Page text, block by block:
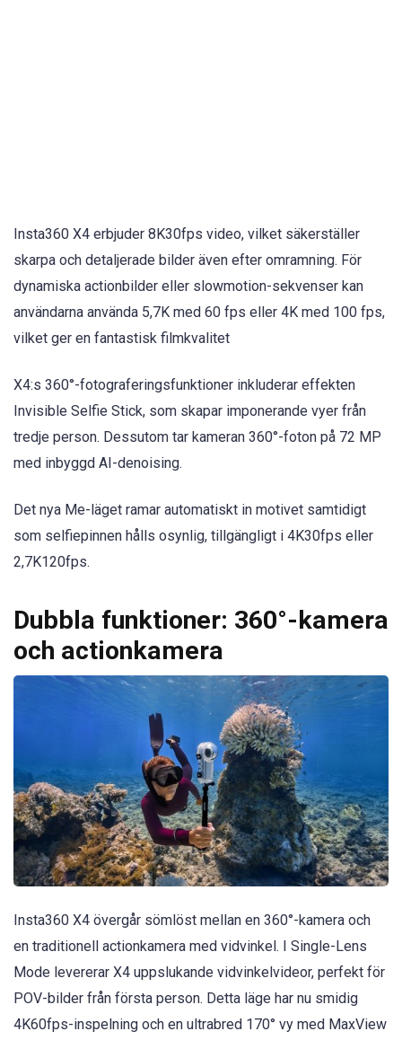
Insta360 X4 erbjuder 8K30fps video, vilket säkerställer
skarpa och detaljerade bilder även efter omramning. För
dynamiska actionbilder eller slowmotion-sekvenser kan
användarna använda 5,7K med 60 fps eller 4K med 100 fps,
vilket ger en fantastisk filmkvalitet
X4:s 360°-fotograferingsfunktioner inkluderar effekten
Invisible Selfie Stick, som skapar imponerande vyer från
tredje person. Dessutom tar kameran 360°-foton på 72 MP
med inbyggd AI-denoising.
Det nya Me-läget ramar automatiskt in motivet samtidigt
som selfiepinnen hålls osynlig, tillgängligt i 4K30fps eller
2,7K120fps.
Dubbla funktioner: 360°-kamera
och actionkamera
Insta360 X4 övergår sömlöst mellan en 360°-kamera och
en traditionell actionkamera med vidvinkel. I Single-Lens
Mode levererar X4 uppslukande vidvinkelvideor, perfekt för
POV-bilder från första person. Detta läge har nu smidig
4K60fps-inspelning och en ultrabred 170° vy med MaxView